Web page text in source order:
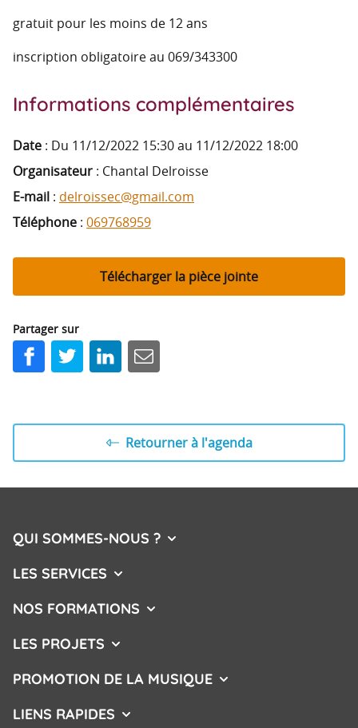
gratuit pour les moins de 12 ans
inscription obligatoire au 069/343300
Informations complémentaires
Date : Du 11/12/2022 15:30 au 11/12/2022 18:00
Organisateur : Chantal Delroisse
E-mail : delroissec@gmail.com
Téléphone : 069768959
Télécharger la pièce jointe
Partager sur
FacebookTwitterLinkedInE-mail
Retourner à l'agenda
QUI SOMMES-NOUS ? AFFICHER/MASQUER LE MENU
LES SERVICES AFFICHER/MASQUER LE MENU
NOS FORMATIONS AFFICHER/MASQUER LE MENU
LES PROJETS AFFICHER/MASQUER LE MENU
PROMOTION DE LA MUSIQUE AFFICHER/MASQUER
LIENS RAPIDES AFFICHER/MASQUER LE MENU